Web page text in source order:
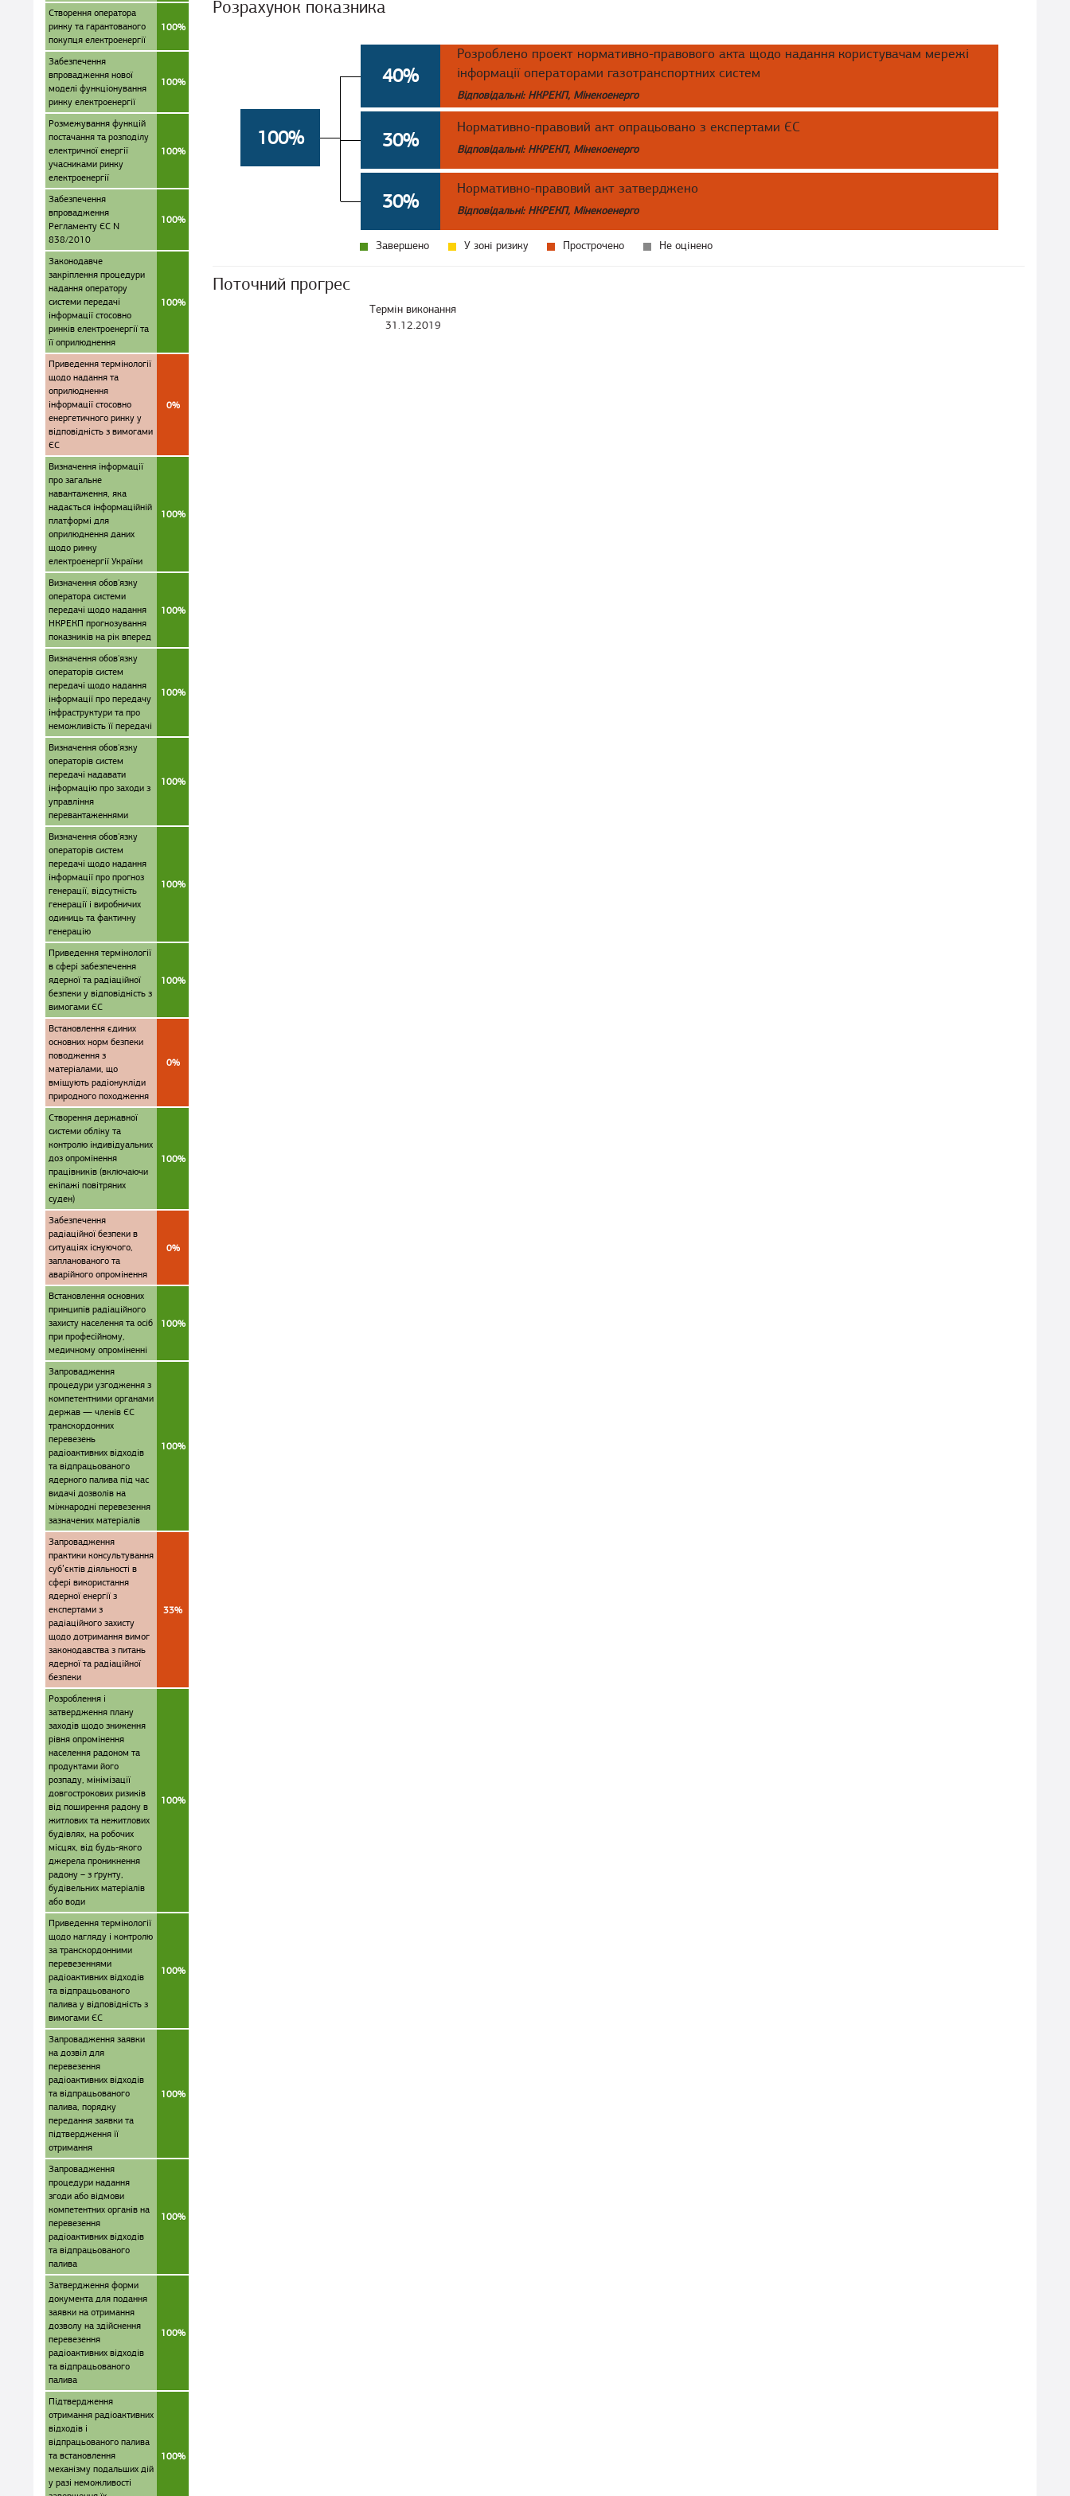
Розрахунок показника
100%
40%
Розроблено проект нормативно-правового акта щодо надання користувачам мережі
інформації операторами газотранспортних систем
Відповідальні: НКРЕКП, Мінекоенерго
30%
Нормативно-правовий акт опрацьовано з експертами ЄС
Відповідальні: НКРЕКП, Мінекоенерго
30%
Нормативно-правовий акт затверджено
Відповідальні: НКРЕКП, Мінекоенерго
Завершено У зоні ризику Прострочено Не оцінено
Поточний прогрес
Термін виконання
31.12.2019
Створення оператора
ринку та гарантованого
покупця електроенергії
100%
Забезпечення
впровадження нової
моделі функціонування
ринку електроенергії
100%
Розмежування функцій
постачання та розподілу
електричної енергії
учасниками ринку
електроенергії
100%
Забезпечення
впровадження
Регламенту ЄС N
838/2010
100%
Законодавче
закріплення процедури
надання оператору
системи передачі
інформації стосовно
ринків електроенергії та
її оприлюднення
100%
Приведення термінології
щодо надання та
оприлюднення
інформації стосовно
енергетичного ринку у
відповідність з вимогами
ЄС
0%
Визначення інформації
про загальне
навантаження, яка
надається інформаційній
платформі для
оприлюднення даних
щодо ринку
електроенергії України
100%
Визначення обов'язку
оператора системи
передачі щодо надання
НКРЕКП прогнозування
показників на рік вперед
100%
Визначення обов'язку
операторів систем
передачі щодо надання
інформації про передачу
інфраструктури та про
неможливість її передачі
100%
Визначення обов'язку
операторів систем
передачі надавати
інформацію про заходи з
управління
перевантаженнями
100%
Визначення обов'язку
операторів систем
передачі щодо надання
інформації про прогноз
генерації, відсутність
генерації і виробничих
одиниць та фактичну
генерацію
100%
Приведення термінології
в сфері забезпечення
ядерної та радіаційної
безпеки у відповідність з
вимогами ЄС
100%
Встановлення єдиних
основних норм безпеки
поводження з
матеріалами, що
вміщують радіонукліди
природного походження
0%
Створення державної
системи обліку та
контролю індивідуальних
доз опромінення
працівників (включаючи
екіпажі повітряних
суден)
100%
Забезпечення
радіаційної безпеки в
ситуаціях існуючого,
запланованого та
аварійного опромінення
0%
Встановлення основних
принципів радіаційного
захисту населення та осіб
при професійному,
медичному опроміненні
100%
Запровадження
процедури узгодження з
компетентними органами
держав — членів ЄС
транскордонних
перевезень
радіоактивних відходів
та відпрацьованого
ядерного палива під час
видачі дозволів на
міжнародні перевезення
зазначених матеріалів
100%
Запровадження
практики консультування
суб’єктів діяльності в
сфері використання
ядерної енергії з
експертами з
радіаційного захисту
щодо дотримання вимог
законодавства з питань
ядерної та радіаційної
безпеки
33%
Розроблення і
затвердження плану
заходів щодо зниження
рівня опромінення
населення радоном та
продуктами його
розпаду, мінімізації
довгострокових ризиків
від поширення радону в
житлових та нежитлових
будівлях, на робочих
місцях, від будь-якого
джерела проникнення
радону – з ґрунту,
будівельних матеріалів
або води
100%
Приведення термінології
щодо нагляду і контролю
за транскордонними
перевезеннями
радіоактивних відходів
та відпрацьованого
палива у відповідність з
вимогами ЄС
100%
Запровадження заявки
на дозвіл для
перевезення
радіоактивних відходів
та відпрацьованого
палива, порядку
передання заявки та
підтвердження її
отримання
100%
Запровадження
процедури надання
згоди або відмови
компетентних органів на
перевезення
радіоактивних відходів
та відпрацьованого
палива
100%
Затвердження форми
документа для подання
заявки на отримання
дозволу на здійснення
перевезення
радіоактивних відходів
та відпрацьованого
палива
100%
Підтвердження
отримання радіоактивних
відходів і
відпрацьованого палива
та встановлення
механізму подальших дій
у разі неможливості
100%